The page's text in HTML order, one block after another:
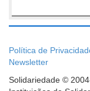
Política de
Newsletter
Solidariedade ©